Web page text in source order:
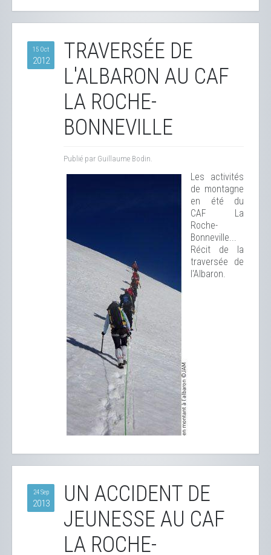
15 Oct
2012
TRAVERSÉE DE
L'ALBARON AU CAF
LA ROCHE-
BONNEVILLE
Publié par Guillaume Bodin.
Les activités
de montagne
en été du
CAF La
Roche-
Bonneville...
Récit de la
traversée de
l'Albaron.
24 Sep
2013
UN ACCIDENT DE
JEUNESSE AU CAF
LA ROCHE-